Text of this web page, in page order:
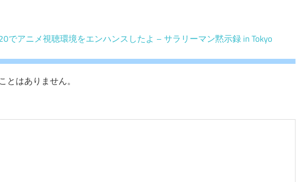
20でアニメ視聴環境をエンハンスしたよ – サラリーマン黙示録 in Tokyo
とはありません。